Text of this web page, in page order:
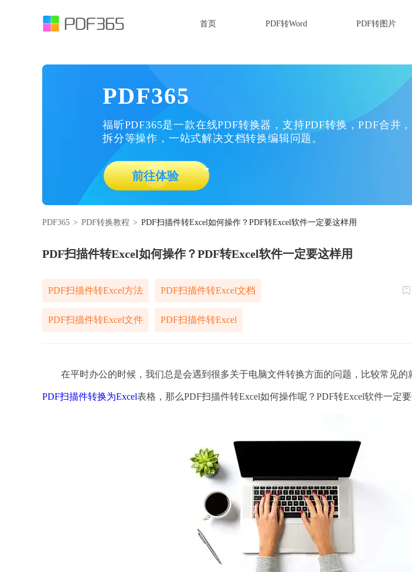
首页 PDF转Word PDF转图片
PDF365
福昕PDF365是一款在线PDF转换器，支持PDF转换，PDF合并，
拆分等操作，一站式解决文档转换编辑问题。
前往体验
PDF365 > PDF转换教程 > PDF扫描件转Excel如何操作？PDF转Excel软件一定要这样用
PDF扫描件转Excel如何操作？PDF转Excel软件一定要这样用
PDF扫描件转Excel方法 PDF扫描件转Excel文档
PDF扫描件转Excel文件 PDF扫描件转Excel
在平时办公的时候，我们总是会遇到很多关于电脑文件转换方面的问题，比较常见的
PDF扫描件转换为Excel表格，那么PDF扫描件转Excel如何操作呢？PDF转Excel软件一定要